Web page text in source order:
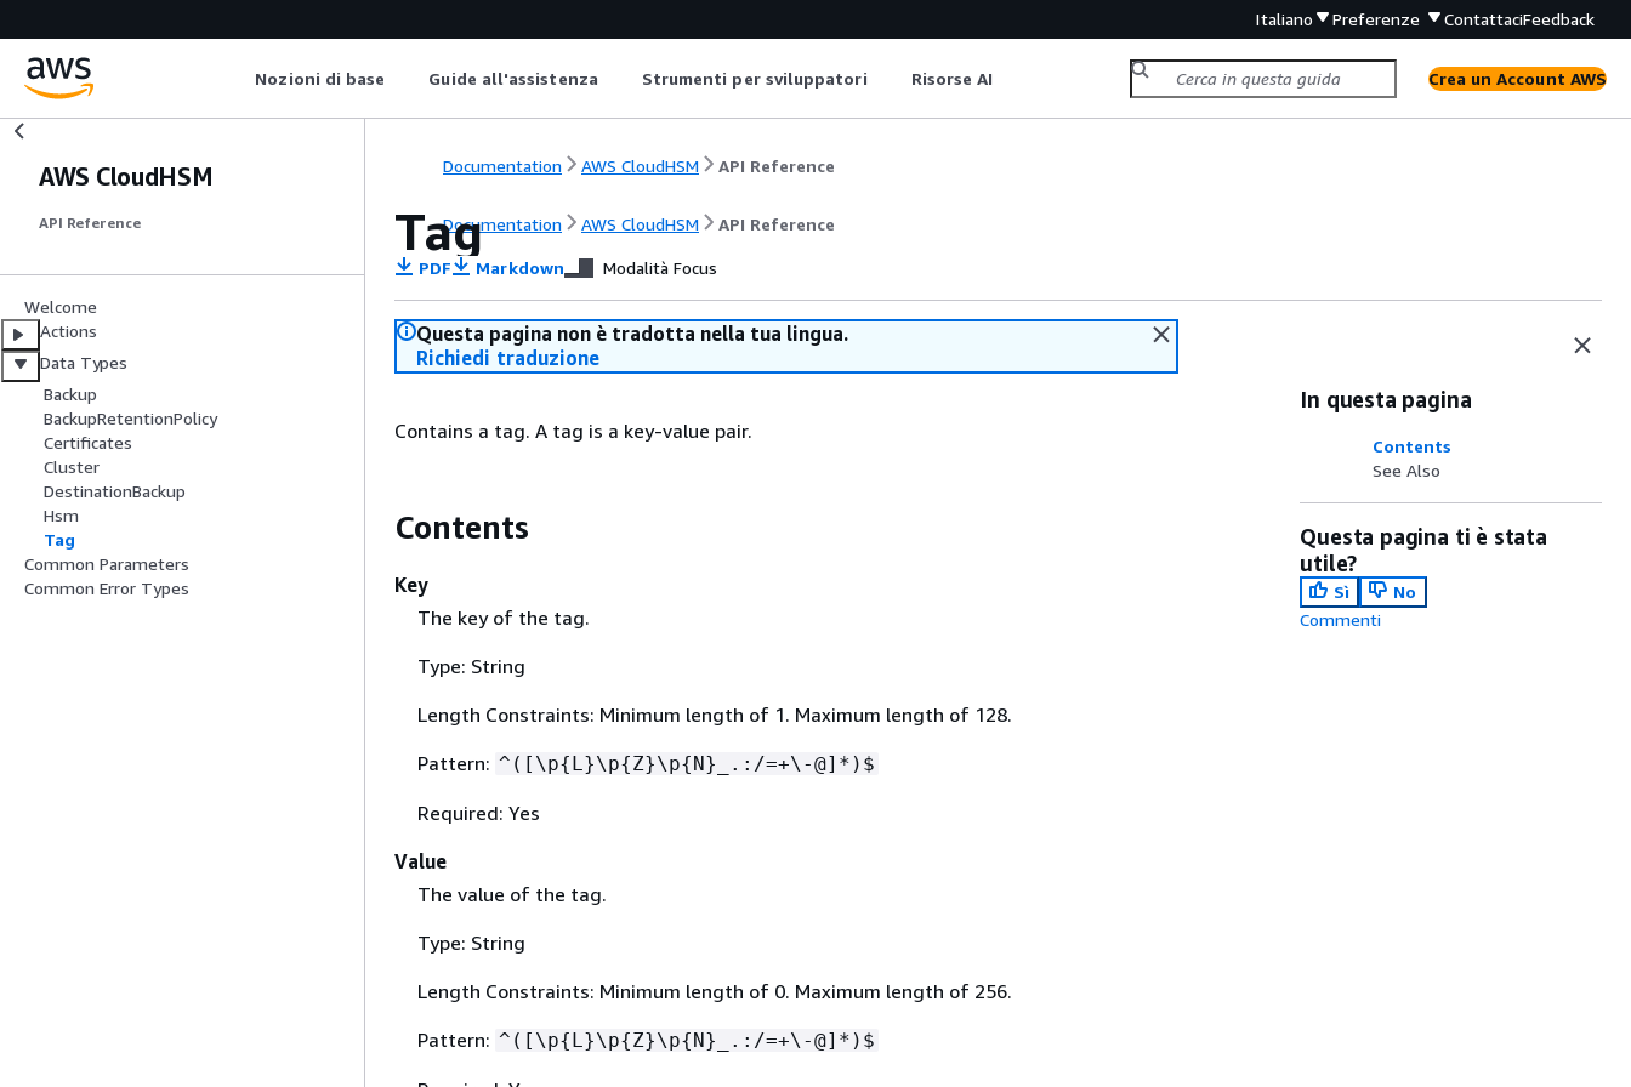
Italiano Preferenze ContattaciFeedback
Nozioni di base Guide all'assistenza Strumenti per sviluppatori Risorse AI Crea un Account AWS
AWS CloudHSM
API Reference
Welcome
Actions
Data Types
Backup
BackupRetentionPolicy
Certificates
Cluster
DestinationBackup
Hsm
Tag
Common Parameters
Common Error Types
Documentation AWS CloudHSM API Reference
Documentation AWS CloudHSM API Reference
Tag
PDF Markdown Modalità Focus
Questa pagina non è tradotta nella tua lingua.
Richiedi traduzione
Contains a tag. A tag is a key-value pair.
Contents
Key
The key of the tag.
Type: String
Length Constraints: Minimum length of 1. Maximum length of 128.
Pattern: ^([\p{L}\p{Z}\p{N}_.:/=+\-@]*)$
Required: Yes
Value
The value of the tag.
Type: String
Length Constraints: Minimum length of 0. Maximum length of 256.
Pattern: ^([\p{L}\p{Z}\p{N}_.:/=+\-@]*)$
In questa pagina
Contents
See Also
Questa pagina ti è stata
utile?
Sì
No
Commenti